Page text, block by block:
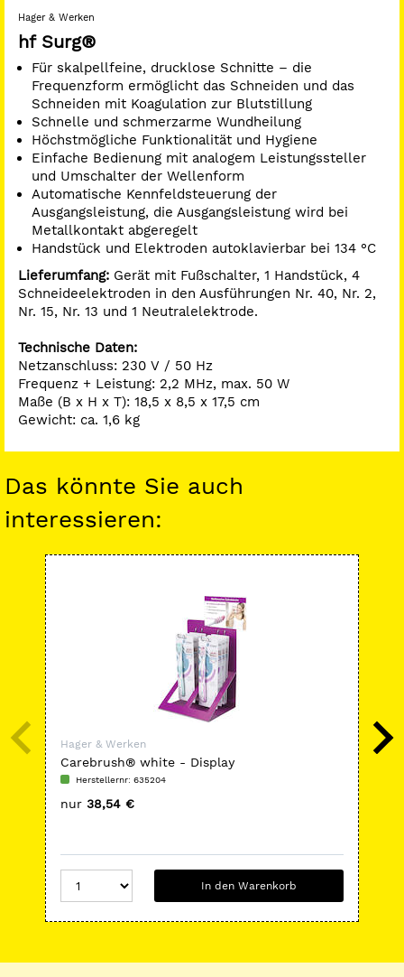
Gewicht: ca. 1,6 kg
Hager & Werken
hf Surg®
Für skalpellfeine, drucklose Schnitte – die
Frequenzform ermöglicht das Schneiden und das
Schneiden mit Koagulation zur Blutstillung
Schnelle und schmerzarme Wundheilung
Höchstmögliche Funktionalität und Hygiene
Einfache Bedienung mit analogem Leistungssteller
und Umschalter der Wellenform
Automatische Kennfeldsteuerung der
Ausgangsleistung, die Ausgangsleistung wird bei
Metallkontakt abgeregelt
Handstück und Elektroden autoklavierbar bei 134 °C
Lieferumfang: Gerät mit Fußschalter, 1 Handstück, 4
Schneideelektroden in den Ausführungen Nr. 40, Nr. 2,
Nr. 15, Nr. 13 und 1 Neutralelektrode.
Technische Daten:
Netzanschluss: 230 V / 50 Hz
Frequenz + Leistung: 2,2 MHz, max. 50 W
Maße (B x H x T): 18,5 x 8,5 x 17,5 cm
Gewicht: ca. 1,6 kg
Das könnte Sie auch
interessieren:
Hager & Werken
Carebrush® white - Display
Herstellernr: 635204
nur 38,54 €
In den Warenkorb